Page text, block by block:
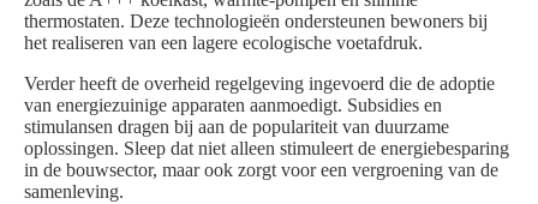
thermostaten. Deze technologieën ondersteunen bewoners bij
het realiseren van een lagere ecologische voetafdruk.
Verder heeft de overheid regelgeving ingevoerd die de adoptie
van energiezuinige apparaten aanmoedigt. Subsidies en
stimulansen dragen bij aan de populariteit van duurzame
oplossingen. Sleep dat niet alleen stimuleert de energiebesparing
in de bouwsector, maar ook zorgt voor een vergroening van de
samenleving.